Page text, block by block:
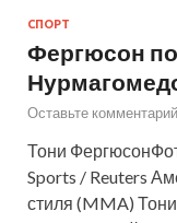
СПОРТ
Фергюсон
Оставьте комментарий
Тони
Sports / Reuters
стиля (MMA)